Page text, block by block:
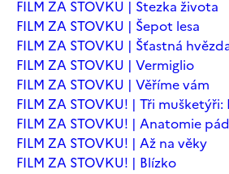
FILM ZA STOVKU | Stezka života
FILM ZA STOVKU | Šepot lesa
FILM ZA STOVKU | Šťastná
FILM ZA STOVKU | Vermiglio
FILM ZA STOVKU | Věříme vám
FILM ZA STOVKU! | Tři
FILM ZA STOVKU! | Anatomie
FILM ZA STOVKU! | Až na věky
FILM ZA STOVKU! | Blízko